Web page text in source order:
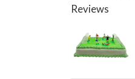
Reviews